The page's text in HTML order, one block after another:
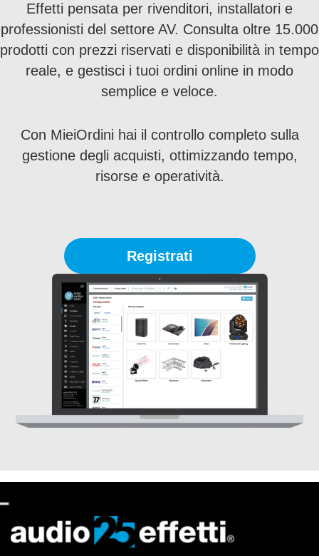
Effetti pensata per rivenditori, installatori e
professionisti del settore AV. Consulta oltre 15.000
prodotti con prezzi riservati e disponibilità in tempo
reale, e gestisci i tuoi ordini online in modo
semplice e veloce.
Con MieiOrdini hai il controllo completo sulla
gestione degli acquisti, ottimizzando tempo,
risorse e operatività.
Registrati